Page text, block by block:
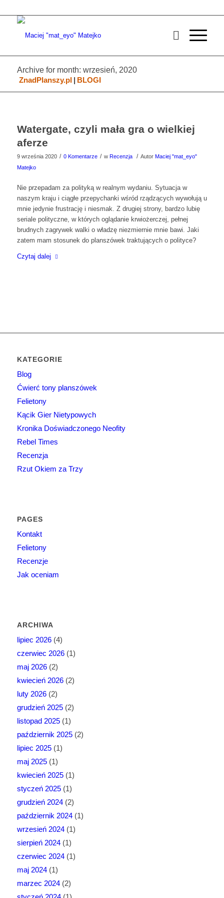
Archive for month: wrzesień, 2020
ZnadPlanszy.pl | BLOGI
Watergate, czyli mała gra o wielkiej
aferze
9 września 2020 / 0 Komentarze / w Recenzja / Autor Maciej "mat_eyo"
Matejko
Nie przepadam za polityką w realnym wydaniu. Sytuacja w
naszym kraju i ciągłe przepychanki wśród rządzących wywołują u
mnie jedynie frustrację i niesmak. Z drugiej strony, bardzo lubię
seriale polityczne, w których oglądanie krwiożerczej, pełnej
brudnych zagrywek walki o władzę niezmiernie mnie bawi. Jaki
zatem mam stosunek do planszówek traktujących o polityce?
Czytaj dalej
KATEGORIE
Blog
Ćwierć tony planszówek
Felietony
Kącik Gier Nietypowych
Kronika Doświadczonego Neofity
Rebel Times
Recenzja
Rzut Okiem za Trzy
PAGES
Kontakt
Felietony
Recenzje
Jak oceniam
ARCHIWA
lipiec 2026(4)
czerwiec 2026(1)
maj 2026(2)
kwiecień 2026(2)
luty 2026(2)
grudzień 2025(2)
listopad 2025(1)
październik 2025(2)
lipiec 2025(1)
maj 2025(1)
kwiecień 2025(1)
styczeń 2025(1)
grudzień 2024(2)
październik 2024(1)
wrzesień 2024(1)
sierpień 2024(1)
czerwiec 2024(1)
maj 2024(1)
marzec 2024(2)